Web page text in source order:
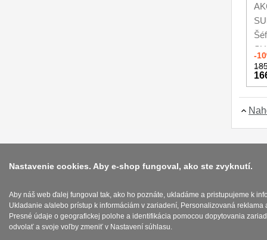
-
Nastavenie cookies. Aby e-shop fungoval, ako ste zvyknutí.
Aby náš web ďalej fungoval tak, ako ho poznáte, ukladáme a pristupujeme k
Ukladanie a/alebo prístup k informáciám v zariadení, Personalizovaná
Presné údaje o geografickej polohe a identifikácia pomocou dopytovania
odvolať a svoje voľby zmeniť v Nastavení súhlasu.